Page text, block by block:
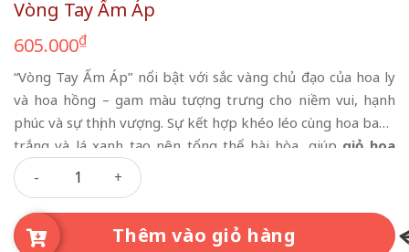
Vòng Tay Ấm Áp
605.000₫
“Vòng Tay Ấm Áp” nổi bật với sắc vàng chủ đạo của hoa ly
và hoa hồng – gam màu tượng trưng cho niềm vui, hạnh
phúc và sự thịnh vượng. Sự kết hợp khéo léo cùng hoa baby
trắng và lá xanh tạo nên tổng thể hài hòa, giúp giỏ hoa
sinh nhật đẹp
trở nên nổi bật nhưng vẫn giữ được nét
thanh lịch. Thiết kế dạng giỏ tròn đầy đặn tượng trưng cho
sự viên mãn, như một vòng tay ấm áp ôm trọn yêu thương
gửi đến người nhận trong ngày đặc biệt.
Vòng Tay Ấm Áp số lượng
Thêm vào giỏ hàng